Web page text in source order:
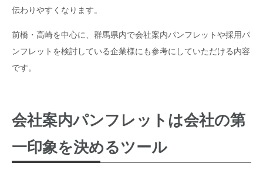
伝わりやすくなります。
前橋・高崎を中心に、群馬県内で会社案内パンフレットや採用パ
ンフレットを検討している企業様にも参考にしていただける内容
です。
会社案内パンフレットは会社の第
一印象を決めるツール